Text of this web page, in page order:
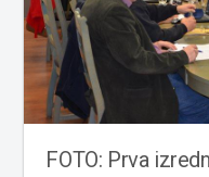
FOTO: Prva